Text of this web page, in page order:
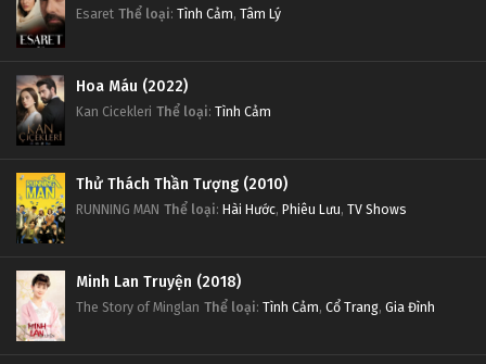
Esaret Thể loại: Tình Cảm, Tâm Lý
Hoa Máu (2022)
Kan Cicekleri Thể loại: Tình Cảm
Thử Thách Thần Tượng (2010)
RUNNING MAN Thể loại: Hài Hước, Phiêu Lưu, TV Shows
Minh Lan Truyện (2018)
The Story of Minglan Thể loại: Tình Cảm, Cổ Trang, Gia Đình